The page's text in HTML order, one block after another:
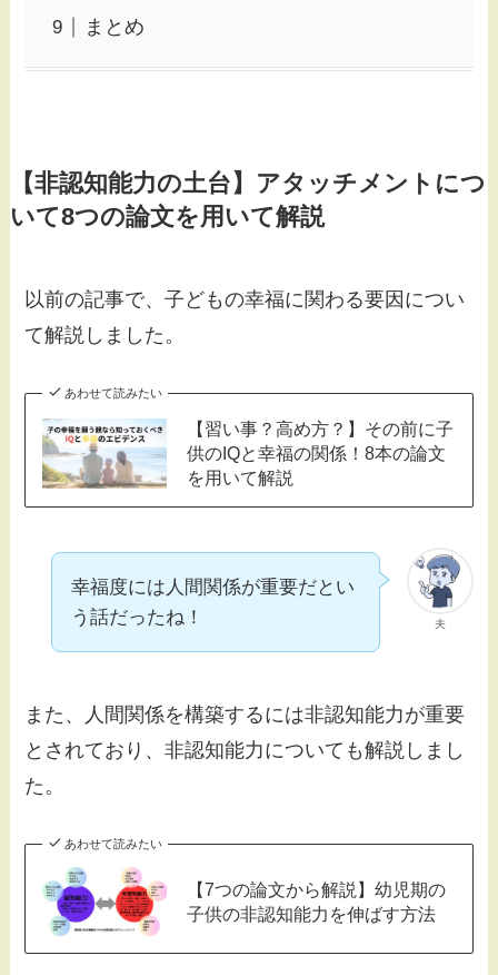
まとめ
【非認知能力の土台】アタッチメントにつ
いて8つの論文を用いて解説
以前の記事で、子どもの幸福に関わる要因につい
て解説しました。
あわせて読みたい
【習い事？高め方？】その前に子
供のIQと幸福の関係！8本の論文
を用いて解説
夫
幸福度には人間関係が重要だとい
う話だったね！
また、人間関係を構築するには非認知能力が重要
とされており、非認知能力についても解説しまし
た。
あわせて読みたい
【7つの論文から解説】幼児期の
子供の非認知能力を伸ばす方法